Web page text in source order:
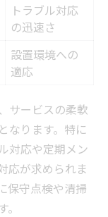
トラブル対応
の迅速さ
設置環境への
適応
サービスの柔軟
なります。特に
対応や定期メン
応が求められま
保守点検や清掃